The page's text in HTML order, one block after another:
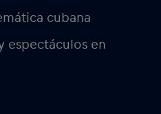
cubana
espectáculos en